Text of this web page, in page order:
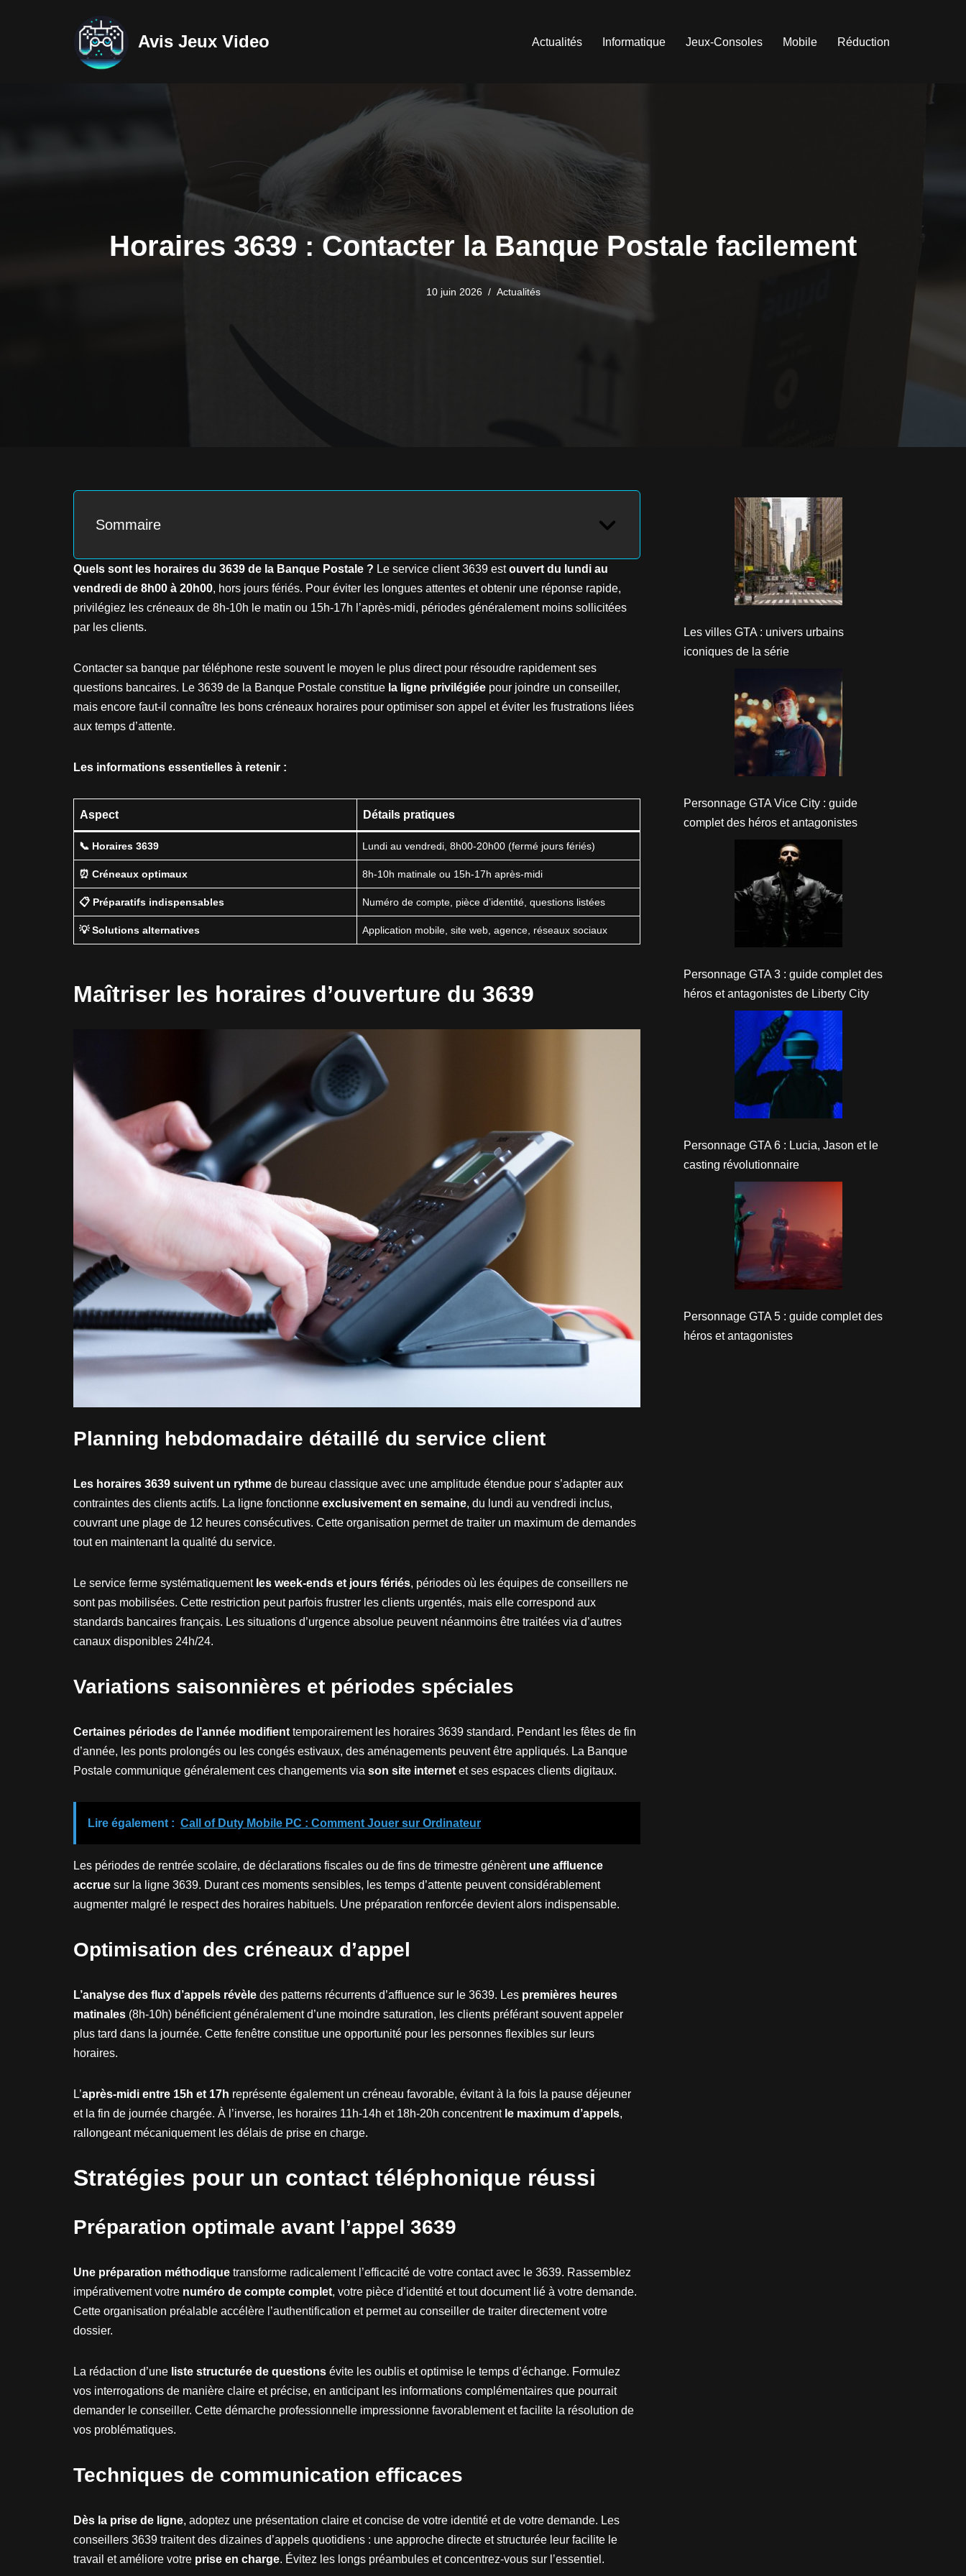
Avis Jeux Video Actualités Informatique Jeux-Consoles Mobile Réduction
Horaires 3639 : Contacter la Banque Postale facilement
10 juin 2026 Actualités
Sommaire
Quels sont les horaires du 3639 de la Banque Postale ? Le service client 3639 estouvert du lundi au
vendredi de 8h00 à 20h00, hors jours fériés. Pour éviter les longues attentes et obtenir une réponse rapide,
privilégiez les créneaux de 8h-10h le matin ou 15h-17h l’après-midi, périodes généralement moins sollicitées
par les clients.
Contacter sa banque par téléphone reste souvent le moyen le plus direct pour résoudre rapidement ses
questions bancaires. Le 3639 de la Banque Postale constitue la ligne privilégiée pour joindre un conseiller,
mais encore faut-il connaître les bons créneaux horaires pour optimiser son appel et éviter les frustrations liées
aux temps d’attente.
Les informations essentielles à retenir :
Aspect Détails pratiques
📞 Horaires 3639 Lundi au vendredi, 8h00-20h00 (fermé jours fériés)
⏰ Créneaux optimaux 8h-10h matinale ou 15h-17h après-midi
📋 Préparatifs indispensables Numéro de compte, pièce d’identité, questions listées
💡 Solutions alternatives Application mobile, site web, agence, réseaux sociaux
Maîtriser les horaires d’ouverture du 3639
Planning hebdomadaire détaillé du service client
Les horaires 3639 suivent un rythme de bureau classique avec une amplitude étendue pour s’adapter aux
contraintes des clients actifs. La ligne fonctionne exclusivement en semaine, du lundi au vendredi inclus,
couvrant une plage de 12 heures consécutives. Cette organisation permet de traiter un maximum de demandes
tout en maintenant la qualité du service.
Le service ferme systématiquement les week-ends et jours fériés, périodes où les équipes de conseillers ne
sont pas mobilisées. Cette restriction peut parfois frustrer les clients urgentés, mais elle correspond aux
standards bancaires français. Les situations d’urgence absolue peuvent néanmoins être traitées via d’autres
canaux disponibles 24h/24.
Variations saisonnières et périodes spéciales
Certaines périodes de l’année modifient temporairement les horaires 3639 standard. Pendant les fêtes de fin
d’année, les ponts prolongés ou les congés estivaux, des aménagements peuvent être appliqués. La Banque
Postale communique généralement ces changements via son site internet et ses espaces clients digitaux.
Lire également : Call of Duty Mobile PC : Comment Jouer sur Ordinateur
Les périodes de rentrée scolaire, de déclarations fiscales ou de fins de trimestre génèrent une affluence
accrue sur la ligne 3639. Durant ces moments sensibles, les temps d’attente peuvent considérablement
augmenter malgré le respect des horaires habituels. Une préparation renforcée devient alors indispensable.
Optimisation des créneaux d’appel
L’analyse des flux d’appels révèle des patterns récurrents d’affluence sur le 3639. Les premières heures
matinales (8h-10h) bénéficient généralement d’une moindre saturation, les clients préférant souvent appeler
plus tard dans la journée. Cette fenêtre constitue une opportunité pour les personnes flexibles sur leurs
horaires.
L’après-midi entre 15h et 17h représente également un créneau favorable, évitant à la fois la pause déjeuner
et la fin de journée chargée. À l’inverse, les horaires 11h-14h et 18h-20h concentrent le maximum d’appels,
rallongeant mécaniquement les délais de prise en charge.
Stratégies pour un contact téléphonique réussi
Préparation optimale avant l’appel 3639
Une préparation méthodique transforme radicalement l’efficacité de votre contact avec le 3639. Rassemblez
impérativement votre numéro de compte complet, votre pièce d’identité et tout document lié à votre demande.
Cette organisation préalable accélère l’authentification et permet au conseiller de traiter directement votre
dossier.
La rédaction d’une liste structurée de questions évite les oublis et optimise le temps d’échange. Formulez
vos interrogations de manière claire et précise, en anticipant les informations complémentaires que pourrait
demander le conseiller. Cette démarche professionnelle impressionne favorablement et facilite la résolution de
vos problématiques.
Techniques de communication efficaces
Dès la prise de ligne, adoptez une présentation claire et concise de votre identité et de votre demande. Les
conseillers 3639 traitent des dizaines d’appels quotidiens : une approche directe et structurée leur facilite le
travail et améliore votre prise en charge. Évitez les longs préambules et concentrez-vous sur l’essentiel.
Les villes GTA : univers urbains
iconiques de la série
Personnage GTA Vice City : guide
complet des héros et antagonistes
Personnage GTA 3 : guide complet des
héros et antagonistes de Liberty City
Personnage GTA 6 : Lucia, Jason et le
casting révolutionnaire
Personnage GTA 5 : guide complet des
héros et antagonistes